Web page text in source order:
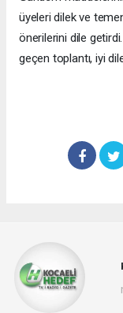
üyeleri dilek ve
önerilerini dile
geçen toplantı, iyi